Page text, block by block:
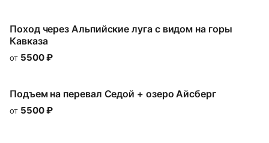
Поход через Альпийские луга с видом на горы
Кавказа
от 5500₽
Подъем на перевал Седой + озеро Айсберг
от 5500₽